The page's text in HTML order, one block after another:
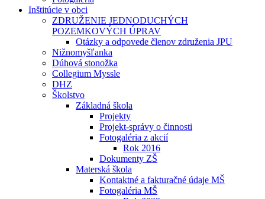
Inštitúcie v obci
ZDRUŽENIE JEDNODUCHÝCH
POZEMKOVÝCH ÚPRAV
Otázky a odpovede členov združenia JPU
Nižnomyšľanka
Dúhová stonožka
Collegium Myssle
DHZ
Školstvo
Základná škola
Projekty
Projekt-správy o činnosti
Fotogaléria z akcií
Rok 2016
Dokumenty ZŠ
Materská škola
Kontaktné a fakturačné údaje MŠ
Fotogaléria MŠ